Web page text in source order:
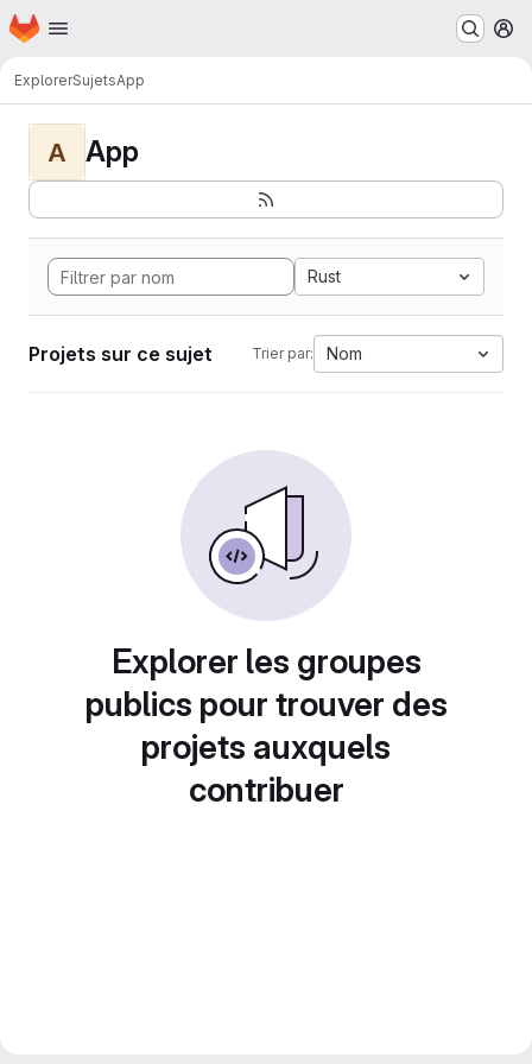
Passer au contenu principal
Page d'accueil
ExplorerSujetsApp
A App
Rust
Projets sur ce sujet Trier par: Nom
Explorer les groupes
publics pour trouver des
projets auxquels
contribuer